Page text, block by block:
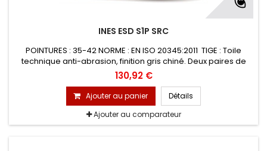
INES ESD S1P SRC
POINTURES : 35-42 NORME : EN ISO 20345:2011 TIGE : Toile
technique anti-abrasion, finition gris chiné. Deux paires de
lacets colorés interchangeables. DOUBLURE : en maille 3D, à
structure avéolée, améliore la ventilation périphérique du
pied et sèche rapidement EMBOUT : PREM-Alu en aluminium
200 J
130,92 €
Ajouter au panier
Détails
Ajouter au comparateur